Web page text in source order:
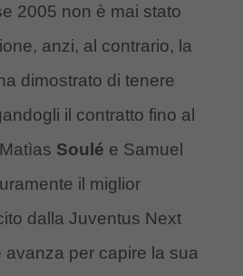
2005 non è mai stato
anzi, al contrario, la
dimostrato di tenere
il contratto fino al
Soulé e Samuel
il miglior
dalla Juventus Next
avanza per capire la sua